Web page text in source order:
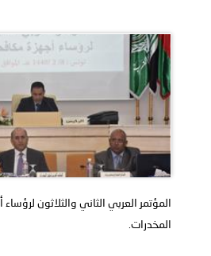
المؤتمر العربي الثاني والثلاثون
المخدرات.